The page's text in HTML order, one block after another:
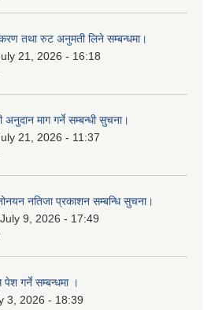
तथा रुट अनुमती लिने सम्बन्धमा।
21, 2026 - 16:18
अनुदान माग गर्ने सम्बन्धी सुचना।
21, 2026 - 11:37
नतिजा प्रकाशन सम्बन्धि सुचना।
9, 2026 - 17:49
पेश गर्ने सम्बन्धमा ।
3, 2026 - 18:39